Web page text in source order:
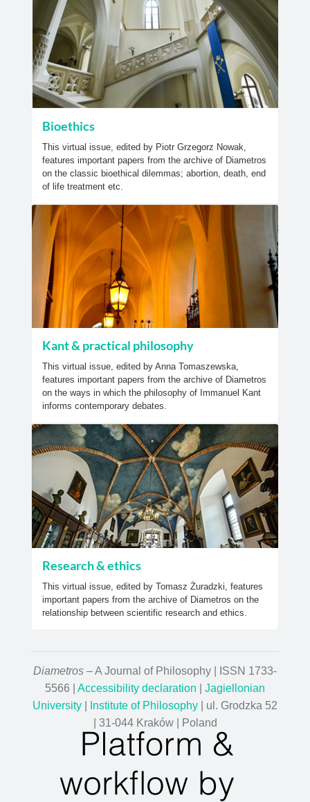
Bioethics
This virtual issue, edited by Piotr Grzegorz Nowak,
features important papers from the archive of Diametros
on the classic bioethical dilemmas; abortion, death, end
of life treatment etc.
Kant & practical philosophy
This virtual issue, edited by Anna Tomaszewska,
features important papers from the archive of Diametros
on the ways in which the philosophy of Immanuel Kant
informs contemporary debates.
Research & ethics
This virtual issue, edited by Tomasz Żuradzki, features
important papers from the archive of Diametros on the
relationship between scientific research and ethics.
Diametros – A Journal of Philosophy | ISSN 1733-
5566 | Accessibility declaration
Jagiellonian
University
Institute of Philosophy | ul. Grodzka 52
| 31-044 Kraków | Poland